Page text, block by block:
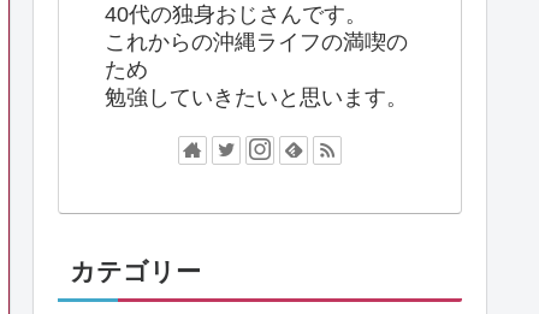
40代の独身おじさんです。
これからの沖縄ライフの満喫の
ため
勉強していきたいと思います。
カテゴリー